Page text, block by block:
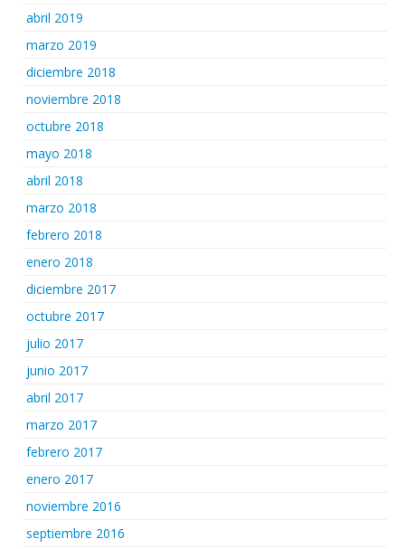
abril 2019
marzo 2019
diciembre 2018
noviembre 2018
octubre 2018
mayo 2018
abril 2018
marzo 2018
febrero 2018
enero 2018
diciembre 2017
octubre 2017
julio 2017
junio 2017
abril 2017
marzo 2017
febrero 2017
enero 2017
noviembre 2016
septiembre 2016